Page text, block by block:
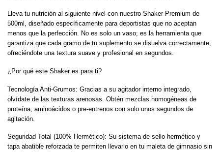
Lleva tu nutrición al siguiente nivel con nuestro Shaker Premium de
500ml, diseñado específicamente para deportistas que no aceptan
menos que la perfección. No es solo un vaso; es la herramienta que
garantiza que cada gramo de tu suplemento se disuelva correctamente,
ofreciéndote una textura suave y profesional en segundos.
¿Por qué este Shaker es para ti?
Tecnología Anti-Grumos: Gracias a su agitador interno integrado,
olvídate de las texturas arenosas. Obtén mezclas homogéneas de
proteína, aminoácidos o pre-entrenos con solo unos segundos de
agitación.
Seguridad Total (100% Hermético): Su sistema de sello hermético y
tapa abatible reforzada te permiten llevarlo en tu maleta de gimnasio sin